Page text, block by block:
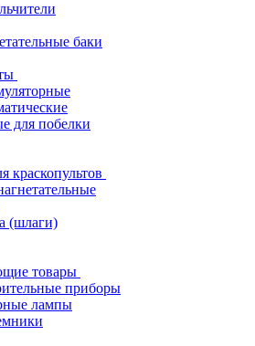
баки
для побелки
краскопультов
(шлаги)
товары
приборы
лампы